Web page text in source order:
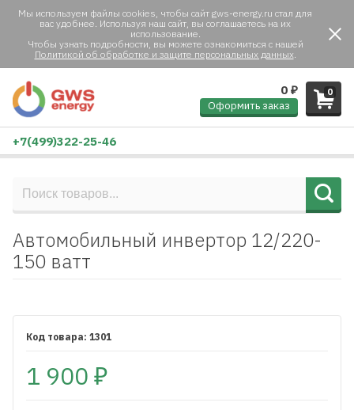
Мы используем файлы cookies, чтобы сайт gws-energy.ru стал для
вас удобнее. Используя наш сайт, вы соглашаетесь на их
использование.
Чтобы узнать подробности, вы можете ознакомиться с нашей
Политикой об обработке и защите персональных данных.
0
0 ₽
Оформить заказ
+7(499)322-25-46
Автомобильный инвертор 12/220-
150 ватт
1301
1 900 ₽